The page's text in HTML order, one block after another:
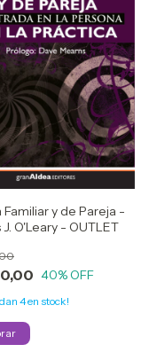
Familiar y de Pareja -
O'Leary - OUTLET
40% OFF
4en stock!